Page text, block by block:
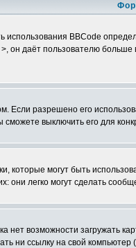
использования BBCode
он даёт пользователю
Если разрешено его
выключить его для
которые могут быть
они легко могут сделать
нет возможности загружать
ни ссылку на свой